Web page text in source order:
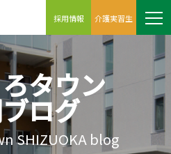
採用情報 介護実習生
タウン
ログ
SHIZUOKA blog